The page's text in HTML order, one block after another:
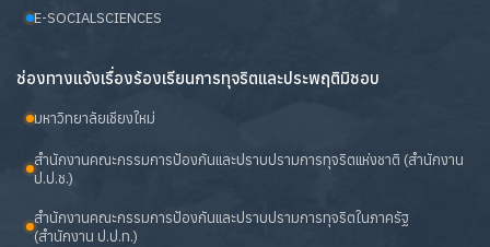
E-SOCIALSCIENCES
ช่องทางแจ้งเรื่องร้องเรียนการทุจริตและประพฤติมิชอบ
มหาวิทยาลัยเชียงใหม่
สำนักงานคณะกรรมการป้องกันและปราบปรามการทุจริตแห่งชาติ (สำนักงาน
ป.ป.ช.)
สำนักงานคณะกรรมการป้องกันและปราบปรามการทุจริตในภาครัฐ
(สำนักงาน ป.ป.ท.)